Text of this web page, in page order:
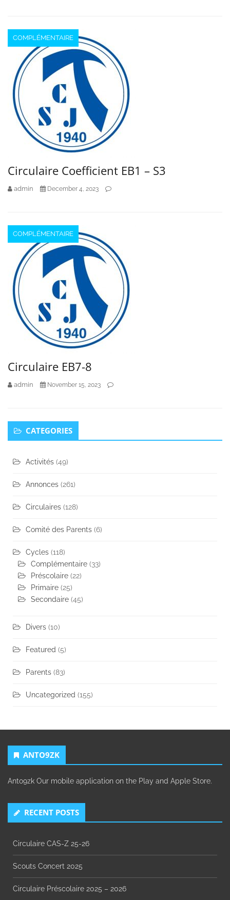
COMPLÉMENTAIRE
Circulaire Coefficient EB1 – S3
admin December 4, 2023
COMPLÉMENTAIRE
Circulaire EB7-8
admin November 15, 2023
Secondary
Sidebar
CATEGORIES
Activités (49)
Annonces (261)
Circulaires (128)
Comité des Parents (6)
Cycles (118)
Complémentaire (33)
Préscolaire (22)
Primaire (25)
Secondaire (45)
Divers (10)
Featured (5)
Parents (83)
Uncategorized (155)
ANTO9ZK
Anto9zk Our mobile application on the Play and Apple Store.
RECENT POSTS
Circulaire CAS-Z 25-26
Scouts Concert 2025
Circulaire Préscolaire 2025 – 2026